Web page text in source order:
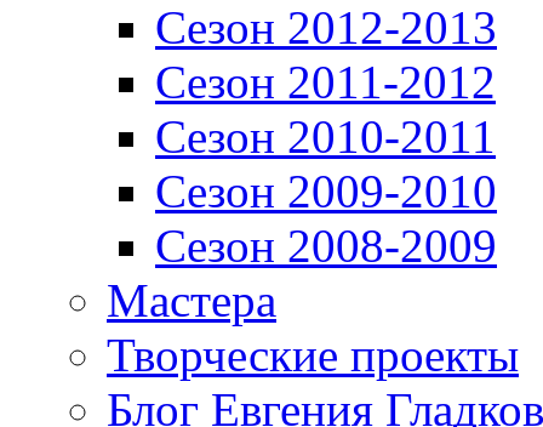
Сезон 2012-2013
Сезон 2011-2012
Сезон 2010-2011
Сезон 2009-2010
Сезон 2008-2009
Мастера
Творческие проекты
Блог Евгения